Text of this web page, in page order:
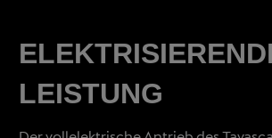
LEISTUNG